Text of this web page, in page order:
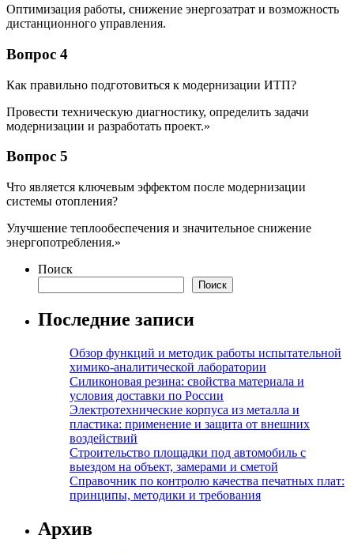
Оптимизация работы, снижение энергозатрат и возможность
дистанционного управления.
Вопрос 4
Как правильно подготовиться к модернизации ИТП?
Провести техническую диагностику, определить задачи
модернизации и разработать проект.»
Вопрос 5
Что является ключевым эффектом после модернизации
системы отопления?
Улучшение теплообеспечения и значительное снижение
энергопотребления.»
Поиск
Поиск
Последние записи
Обзор функций и методик работы испытательной
химико-аналитической лаборатории
Силиконовая резина: свойства материала и
условия доставки по России
Электротехнические корпуса из металла и
пластика: применение и защита от внешних
воздействий
Строительство площадки под автомобиль с
выездом на объект, замерами и сметой
Справочник по контролю качества печатных плат:
принципы, методики и требования
Архив